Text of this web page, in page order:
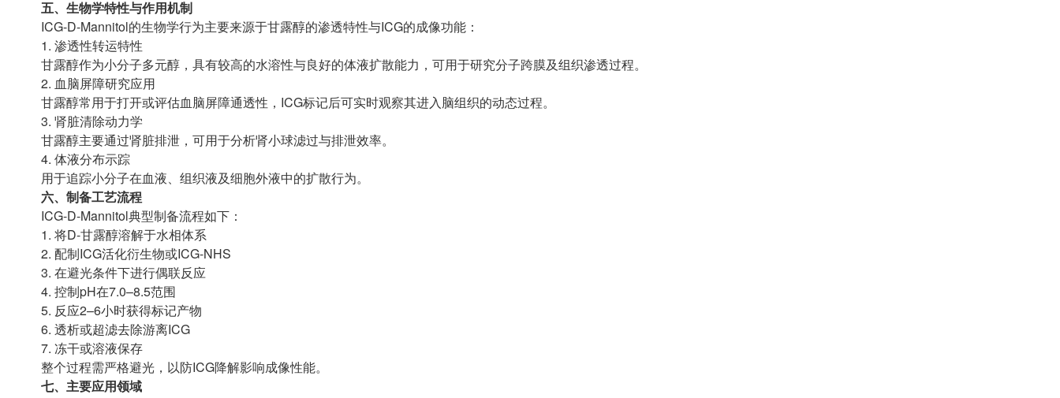
五、生物学特性与作用机制
ICG-D-Mannitol的生物学行为主要来源于甘露醇的渗透特性与ICG的成像功能：
1. 渗透性转运特性
甘露醇作为小分子多元醇，具有较高的水溶性与良好的体液扩散能力，可用于研究分子跨膜及组织渗透过程。
2. 血脑屏障研究应用
甘露醇常用于打开或评估血脑屏障通透性，ICG标记后可实时观察其进入脑组织的动态过程。
3. 肾脏清除动力学
甘露醇主要通过肾脏排泄，可用于分析肾小球滤过与排泄效率。
4. 体液分布示踪
用于追踪小分子在血液、组织液及细胞外液中的扩散行为。
六、制备工艺流程
ICG-D-Mannitol典型制备流程如下：
1. 将D-甘露醇溶解于水相体系
2. 配制ICG活化衍生物或ICG-NHS
3. 在避光条件下进行偶联反应
4. 控制pH在7.0–8.5范围
5. 反应2–6小时获得标记产物
6. 透析或超滤去除游离ICG
7. 冻干或溶液保存
整个过程需严格避光，以防ICG降解影响成像性能。
七、主要应用领域